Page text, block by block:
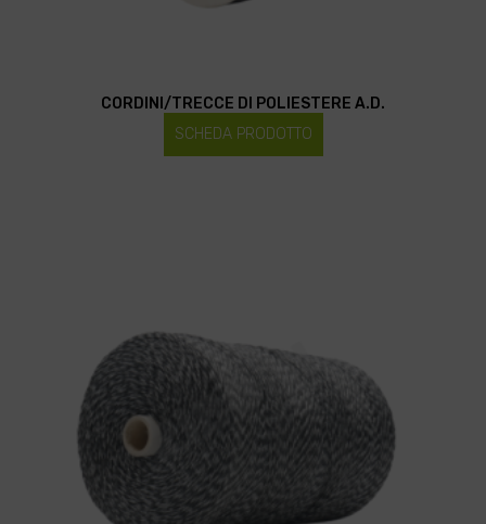
CORDINI/TRECCE DI POLIESTERE A.D.
SCHEDA PRODOTTO